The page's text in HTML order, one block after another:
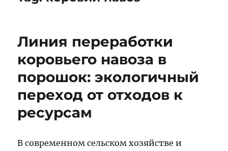
Линия переработки
коровьего навоза в
порошок: экологичный
переход от отходов к
ресурсам
В современном сельском хозяйстве и